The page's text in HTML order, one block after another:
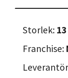
Storlek: 13
Franchise: